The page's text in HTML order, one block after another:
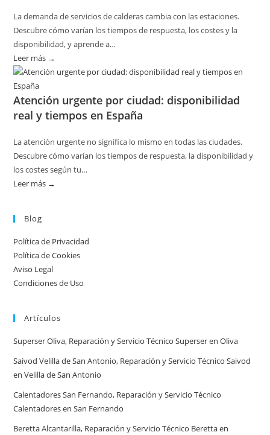
hogar
sin
La demanda de servicios de calderas cambia con las estaciones.
Descubre cómo varían los tiempos de respuesta, los costes y la
disponibilidad, y aprende a…
Leer más →
Disponibilidad
temporada
en
de
calderas:
Atención urgente por ciudad: disponibilidad
real y tiempos en España
La atención urgente no significa lo mismo en todas las ciudades.
Descubre cómo varían los tiempos de respuesta, la disponibilidad y
los costes según tu…
Leer más →
ciudad:
disponibilidad
y
en
Blog
Política de Privacidad
Política de Cookies
Aviso Legal
Condiciones de Uso
Artículos
Superser Oliva, Reparación y Servicio Técnico Superser en Oliva
Saivod Velilla de San Antonio, Reparación y Servicio Técnico Saivod
en Velilla de San Antonio
Calentadores San Fernando, Reparación y Servicio Técnico
Calentadores en San Fernando
Beretta Alcantarilla, Reparación y Servicio Técnico Beretta en